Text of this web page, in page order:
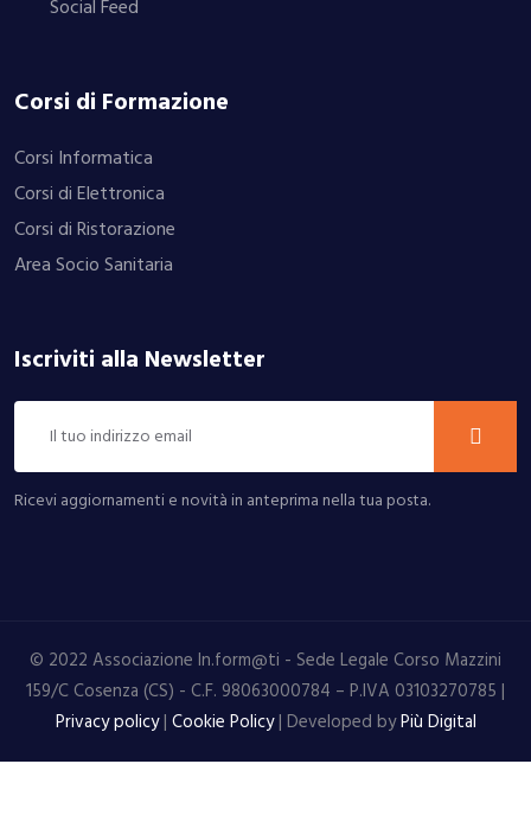
Social Feed
Corsi di Formazione
Corsi Informatica
Corsi di Elettronica
Corsi di Ristorazione
Area Socio Sanitaria
Iscriviti alla Newsletter
Ricevi aggiornamenti e novità in anteprima nella tua posta.
© 2022 Associazione In.form@ti - Sede Legale Corso Mazzini
159/C Cosenza (CS) - C.F. 98063000784 – P.IVA 03103270785 |
Privacy policy| Cookie Policy| Developed byPiù Digital